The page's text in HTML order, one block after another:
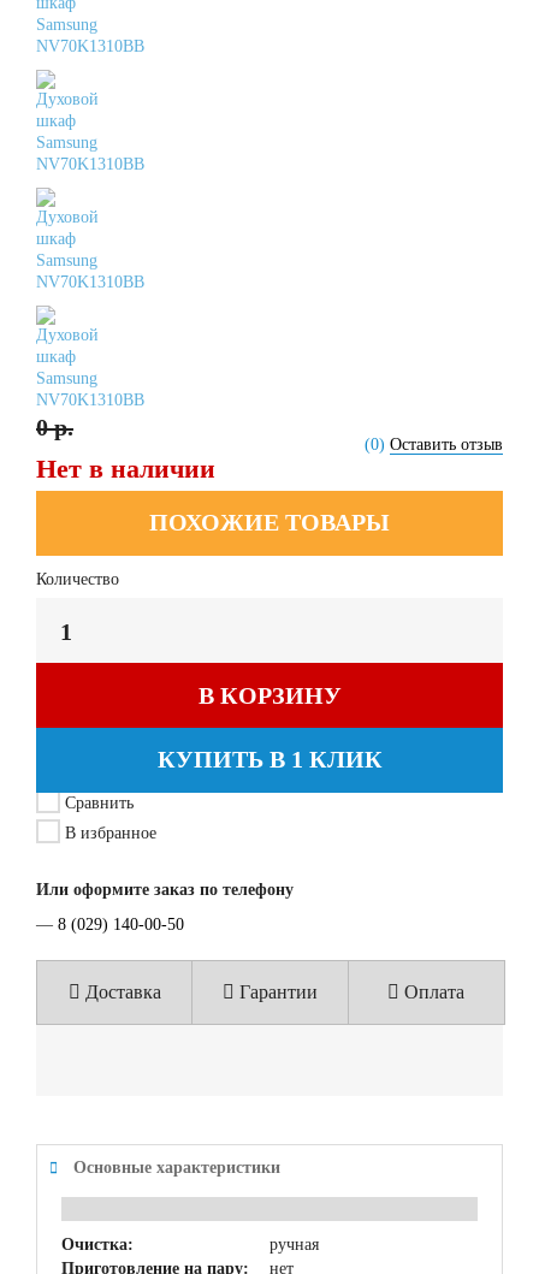
(0) Оставить отзыв
0 р.
Нет в наличии
ПОХОЖИЕ ТОВАРЫ
Количество
В КОРЗИНУ
КУПИТЬ В 1 КЛИК
Сравнить
В избранное
Или оформите заказ по телефону
— 8 (029) 140-00-50
Доставка Гарантии Оплата
Основные характеристики
Очистка:
ручная
Приготовление на пару:
нет